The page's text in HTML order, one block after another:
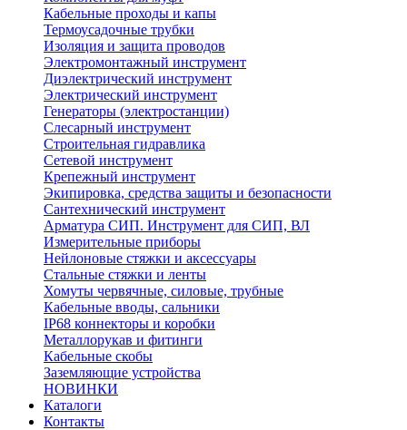
Кабельные проходы и капы
Термоусадочные трубки
Изоляция и защита проводов
Электромонтажный инструмент
Диэлектрический инструмент
Электрический инструмент
Генераторы (электростанции)
Слесарный инструмент
Строительная гидравлика
Сетевой инструмент
Крепежный инструмент
Экипировка, средства защиты и безопасности
Сантехнический инструмент
Арматура СИП. Инструмент для СИП, ВЛ
Измерительные приборы
Нейлоновые стяжки и аксессуары
Стальные стяжки и ленты
Хомуты червячные, силовые, трубные
Кабельные вводы, сальники
IP68 коннекторы и коробки
Металлорукав и фитинги
Кабельные скобы
Заземляющие устройства
НОВИНКИ
Каталоги
Контакты